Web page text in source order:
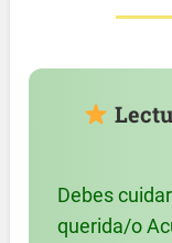
Debes
querida/o